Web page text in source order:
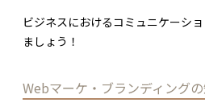
ビジネスにおけるコミュニケーシ
ましょう！
Webマーケ・ブランディング